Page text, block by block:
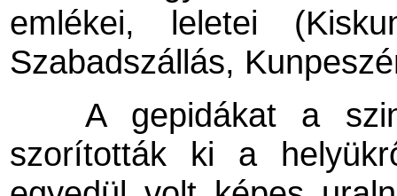
emlékei, leletei
Szabadszállás,
A gepidákat a
szorították ki a